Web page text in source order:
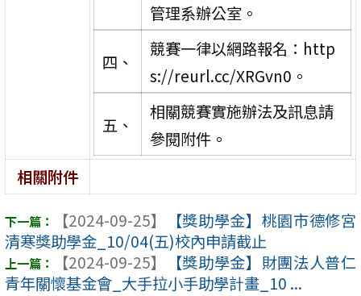
管理系辦公室。
四、
競賽一律以網路報名：http
s://reurl.cc/XRGvn0。
五、
相關競賽實施辦法及訊息請
參閱附件。
相關附件
【2024-09-25】
【獎助學金】桃園市德修宮
清寒獎助學金_10/04(五)校內申請截止
【2024-09-25】
【獎助學金】財團法人普仁
青年關懷基金會_大手拉小手助學計畫_10 ...